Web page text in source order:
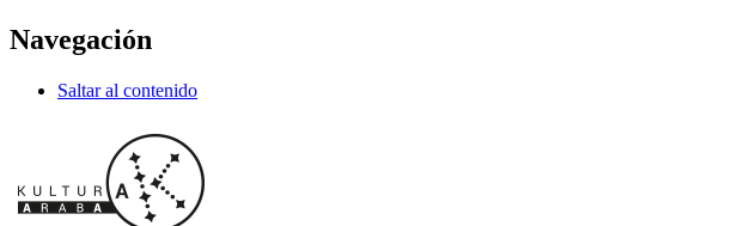
Navegación
Saltar al contenido